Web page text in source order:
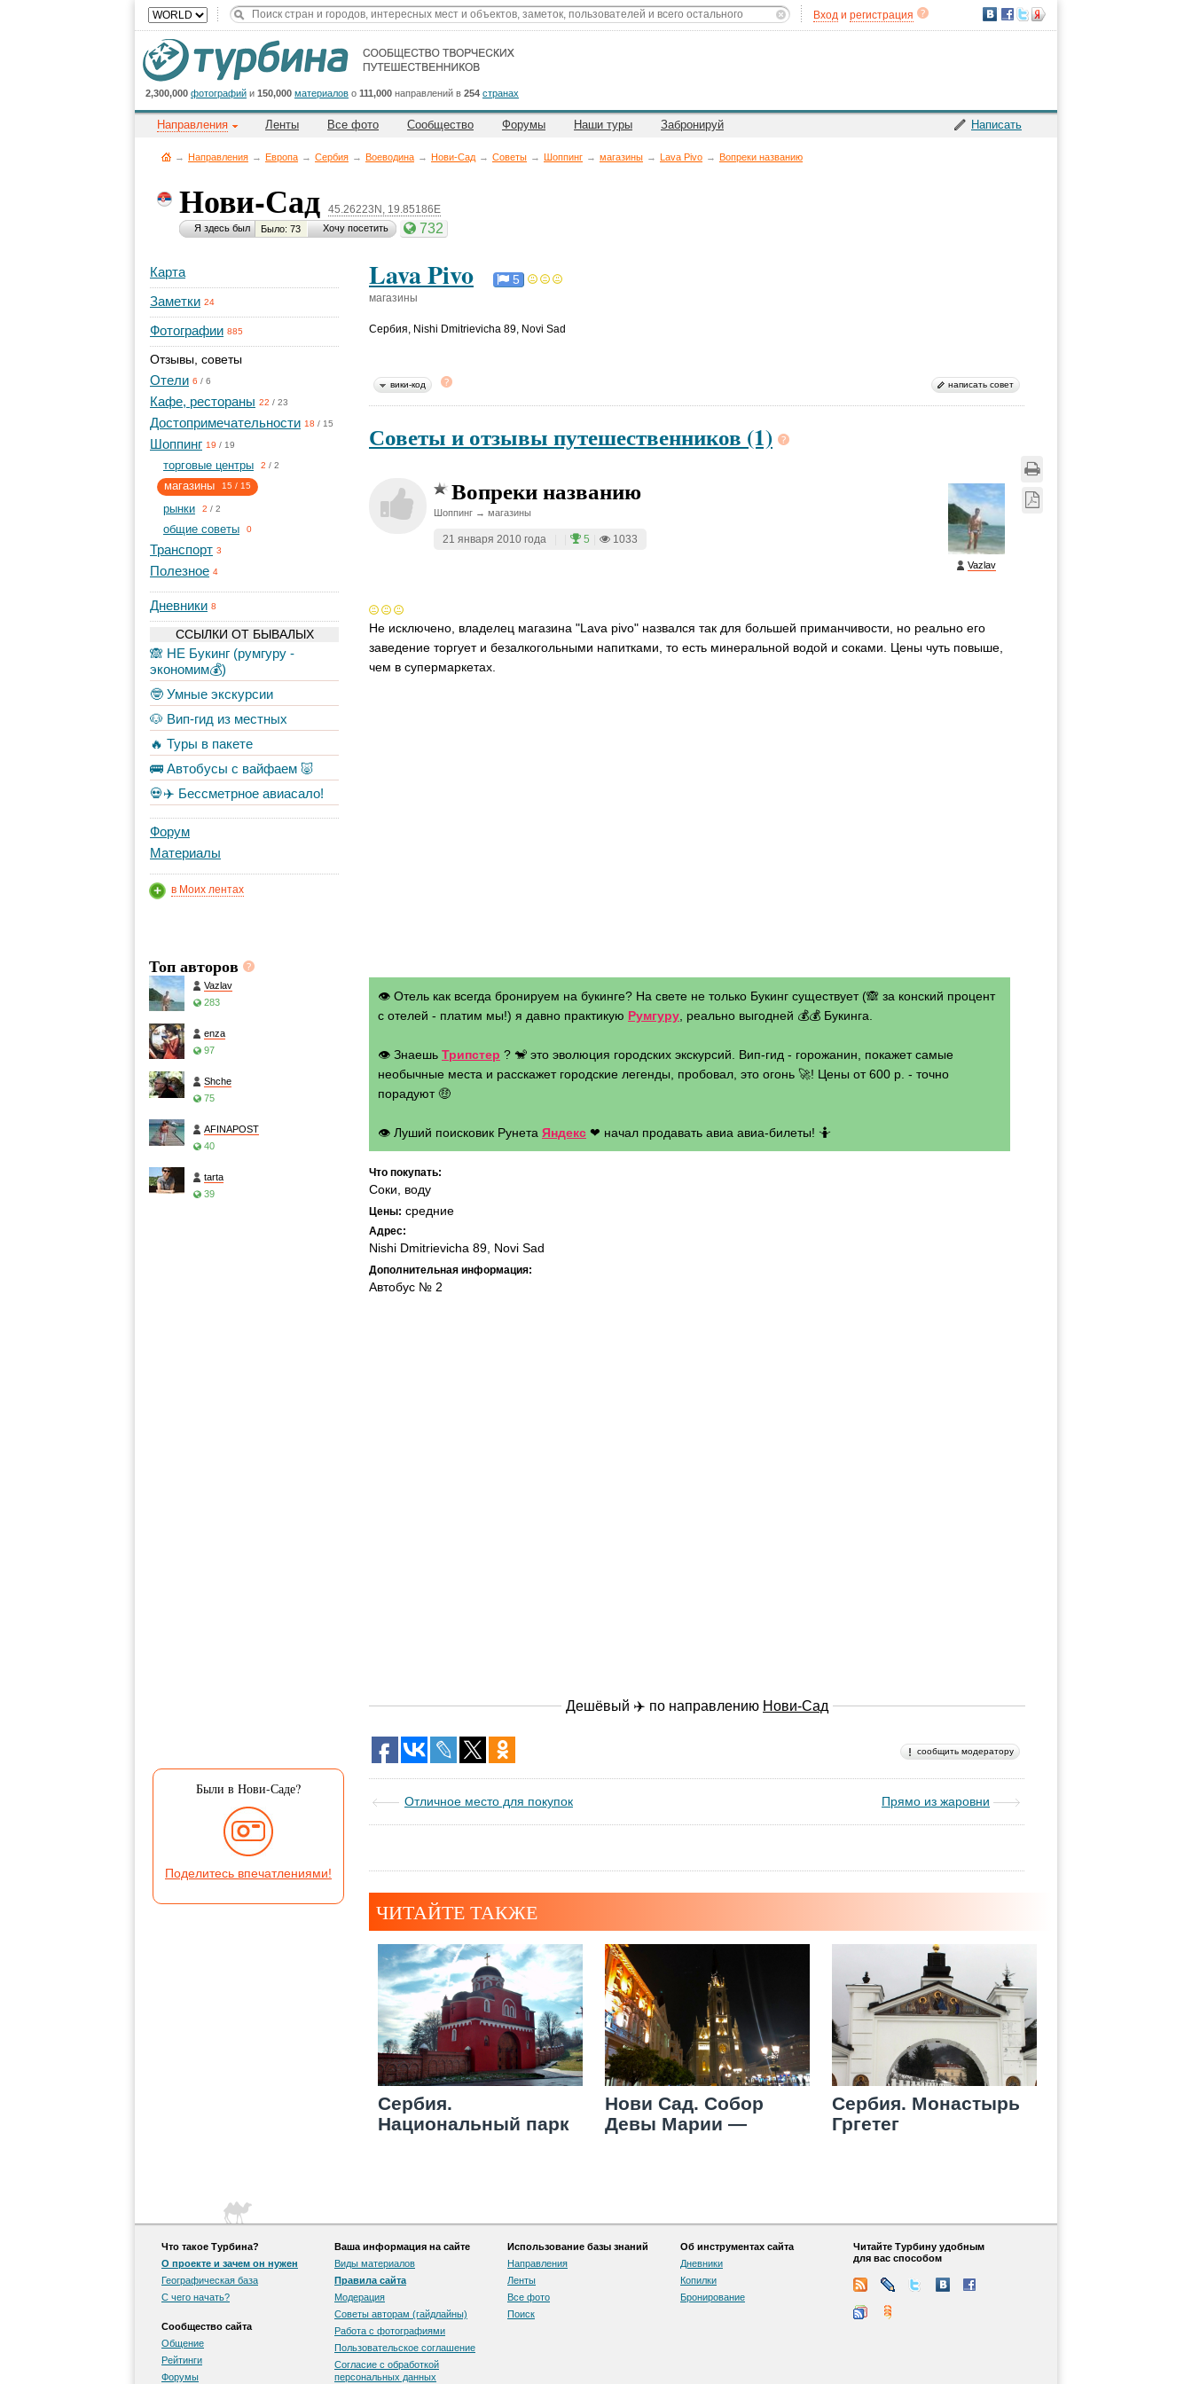
Вход и регистрация
2,300,000 фотографий и 150,000 материалов о 111,000 направлений в 254 странах
Написать
Направления Ленты Все фото Сообщество Форумы Наши туры Забронируй
→ Направления → Европа → Сербия → Воеводина → Нови-Сад → Советы → Шоппинг → магазины → Lava Pivo → Вопреки названию
Нови-Сад 45.26223N, 19.85186E
Я здесь был Было: 73 Хочу посетить 732
Карта
Заметки 24
Фотографии 885
Отзывы, советы
Отели 6 / 6
Кафе, рестораны 22 / 23
Достопримечательности 18 / 15
Шоппинг 19 / 19
торговые центры 2 / 2
магазины 15 / 15
рынки 2 / 2
общие советы 0
Транспорт 3
Полезное 4
Дневники 8
ССЫЛКИ ОТ БЫВАЛЫХ
🙈 НЕ Букинг (румгуру -
экономим💰)
🤓 Умные экскурсии
🐶 Вип-гид из местных
🔥 Туры в пакете
🚌 Автобусы с вайфаем 🐷
💀✈️ Бессметрное авиасало!
Форум
Материалы
в Моих лентах
Топ авторов
Vazlav
283
enza
97
Shche
75
AFINAPOST
40
tarta
39
Были в Нови-Саде?
Поделитесь впечатлениями!
Lava Pivo 5
магазины
Сербия, Nishi Dmitrievicha 89, Novi Sad
вики-код написать совет
Советы и отзывы путешественников (1)
Vazlav
Вопреки названию
Шоппинг → магазины
21 января 2010 года 5 1033
Не исключено, владелец магазина "Lava pivo" назвался так для большей приманчивости, но реально его
заведение торгует и безалкогольными напитками, то есть минеральной водой и соками. Цены чуть повыше,
чем в супермаркетах.
👁 Отель как всегда бронируем на букинге? На свете не только Букинг существует (🙈 за конский процент
с отелей - платим мы!) я давно практикую Румгуру , реально выгодней 💰💰 Букинга.
👁 Знаешь Трипстер ? 🐒 это эволюция городских экскурсий. Вип-гид - горожанин, покажет самые
необычные места и расскажет городские легенды, пробовал, это огонь 🚀! Цены от 600 р. - точно
порадуют 🤑
👁 Луший поисковик Рунета Яндекс ❤ начал продавать авиа авиа-билеты! 🤷
Что покупать:
Соки, воду
Цены: средние
Адрес:
Nishi Dmitrievicha 89, Novi Sad
Дополнительная информация:
Автобус № 2
Дешёвый ✈️ по направлению Нови-Сад
сообщить модератору
Отличное место для покупок Прямо из жаровни
ЧИТАЙТЕ ТАКЖЕ
Сербия.
Национальный парк
Нови Сад. Собор
Девы Марии —
Сербия. Монастырь
Гргетег
Что такое Турбина?
О проекте и зачем он нужен
Географическая база
С чего начать?
Сообщество сайта
Общение
Рейтинги
Форумы
Ваша информация на сайте
Виды материалов
Правила сайта
Модерация
Советы авторам (гайдлайны)
Работа с фотографиями
Пользовательскоe соглашение
Согласие с обработкой
персональных данных
Использование базы знаний
Направления
Ленты
Все фото
Поиск
Об инструментах сайта
Дневники
Копилки
Бронирование
Читайте Турбину удобным
для вас способом